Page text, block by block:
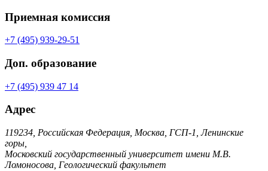
Приемная комиссия
+7 (495) 939-29-51
Доп. образование
+7 (495) 939 47 14
Адрес
119234, Российская Федерация, Москва, ГСП-1, Ленинские
горы,
Московский государственный университет имени М.В.
Ломоносова, Геологический факультет